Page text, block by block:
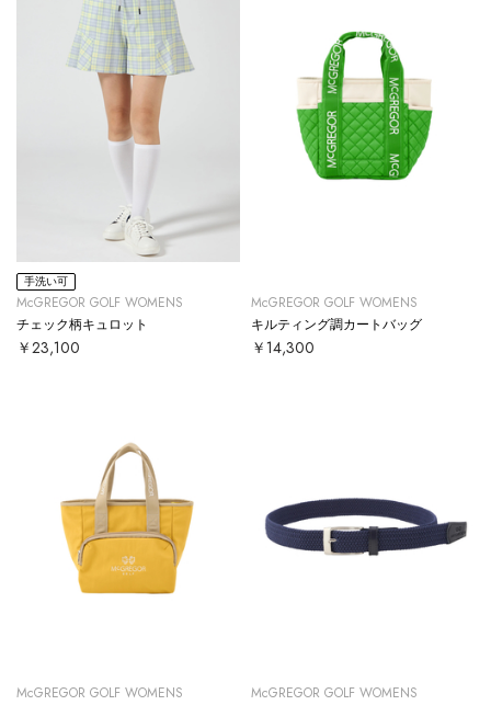
手洗い可
McGREGOR GOLF WOMENS
チェック柄キュロット
￥23,100
McGREGOR GOLF WOMENS
キルティング調カートバッグ
￥14,300
McGREGOR GOLF WOMENS McGREGOR GOLF WOMENS